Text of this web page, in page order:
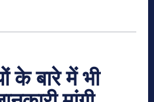
के बारे में भी